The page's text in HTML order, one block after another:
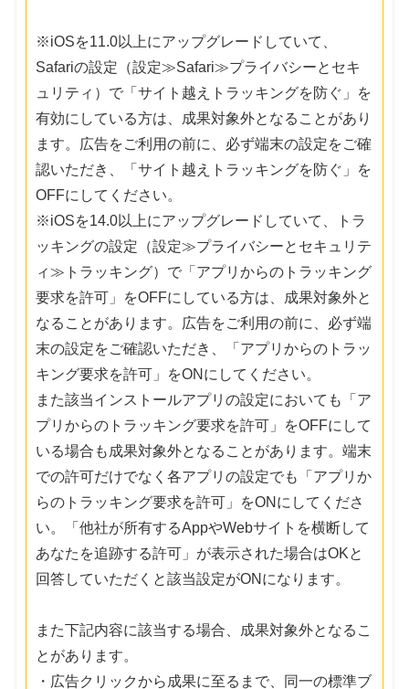
※iOSを11.0以上にアップグレードしていて、
Safariの設定（設定≫Safari≫プライバシーとセキ
ュリティ）で「サイト越えトラッキングを防ぐ」を
有効にしている方は、成果対象外となることがあり
ます。広告をご利用の前に、必ず端末の設定をご確
認いただき、「サイト越えトラッキングを防ぐ」を
OFFにしてください。
※iOSを14.0以上にアップグレードしていて、トラ
ッキングの設定（設定≫プライバシーとセキュリテ
ィ≫トラッキング）で「アプリからのトラッキング
要求を許可」をOFFにしている方は、成果対象外と
なることがあります。広告をご利用の前に、必ず端
末の設定をご確認いただき、「アプリからのトラッ
キング要求を許可」をONにしてください。
また該当インストールアプリの設定においても「ア
プリからのトラッキング要求を許可」をOFFにして
いる場合も成果対象外となることがあります。端末
での許可だけでなく各アプリの設定でも「アプリか
らのトラッキング要求を許可」をONにしてくださ
い。「他社が所有するAppやWebサイトを横断して
あなたを追跡する許可」が表示された場合はOKと
回答していただくと該当設定がONになります。
また下記内容に該当する場合、成果対象外となるこ
とがあります。
・広告クリックから成果に至るまで、同一の標準ブ